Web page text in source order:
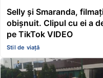
Selly și Smaranda,
obișnuit. Clipul cu ei a
pe TikTok VIDEO
Stil de viață